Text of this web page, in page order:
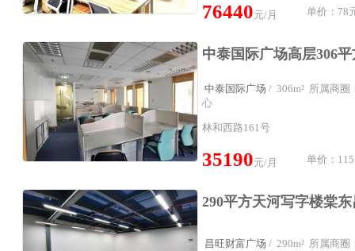
76440元/月 单价：78
中泰国际广场 / 306m² 所属商圈
心
林和西路161号
35190元/月 单价：115
昌旺财富广场 / 290m² 所属商圈